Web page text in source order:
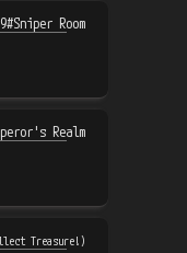
Room
Realm
Treasure!)